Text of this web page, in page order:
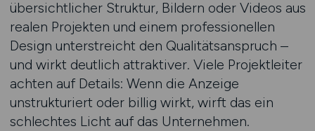
übersichtlicher Struktur, Bildern oder Videos aus
realen Projekten und einem professionellen
Design unterstreicht den Qualitätsanspruch –
und wirkt deutlich attraktiver. Viele Projektleiter
achten auf Details: Wenn die Anzeige
unstrukturiert oder billig wirkt, wirft das ein
schlechtes Licht auf das Unternehmen.